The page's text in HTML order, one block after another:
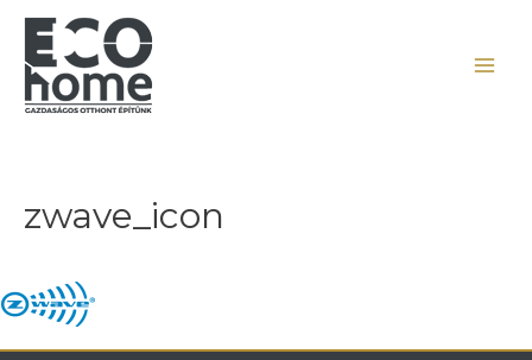
zwave_icon